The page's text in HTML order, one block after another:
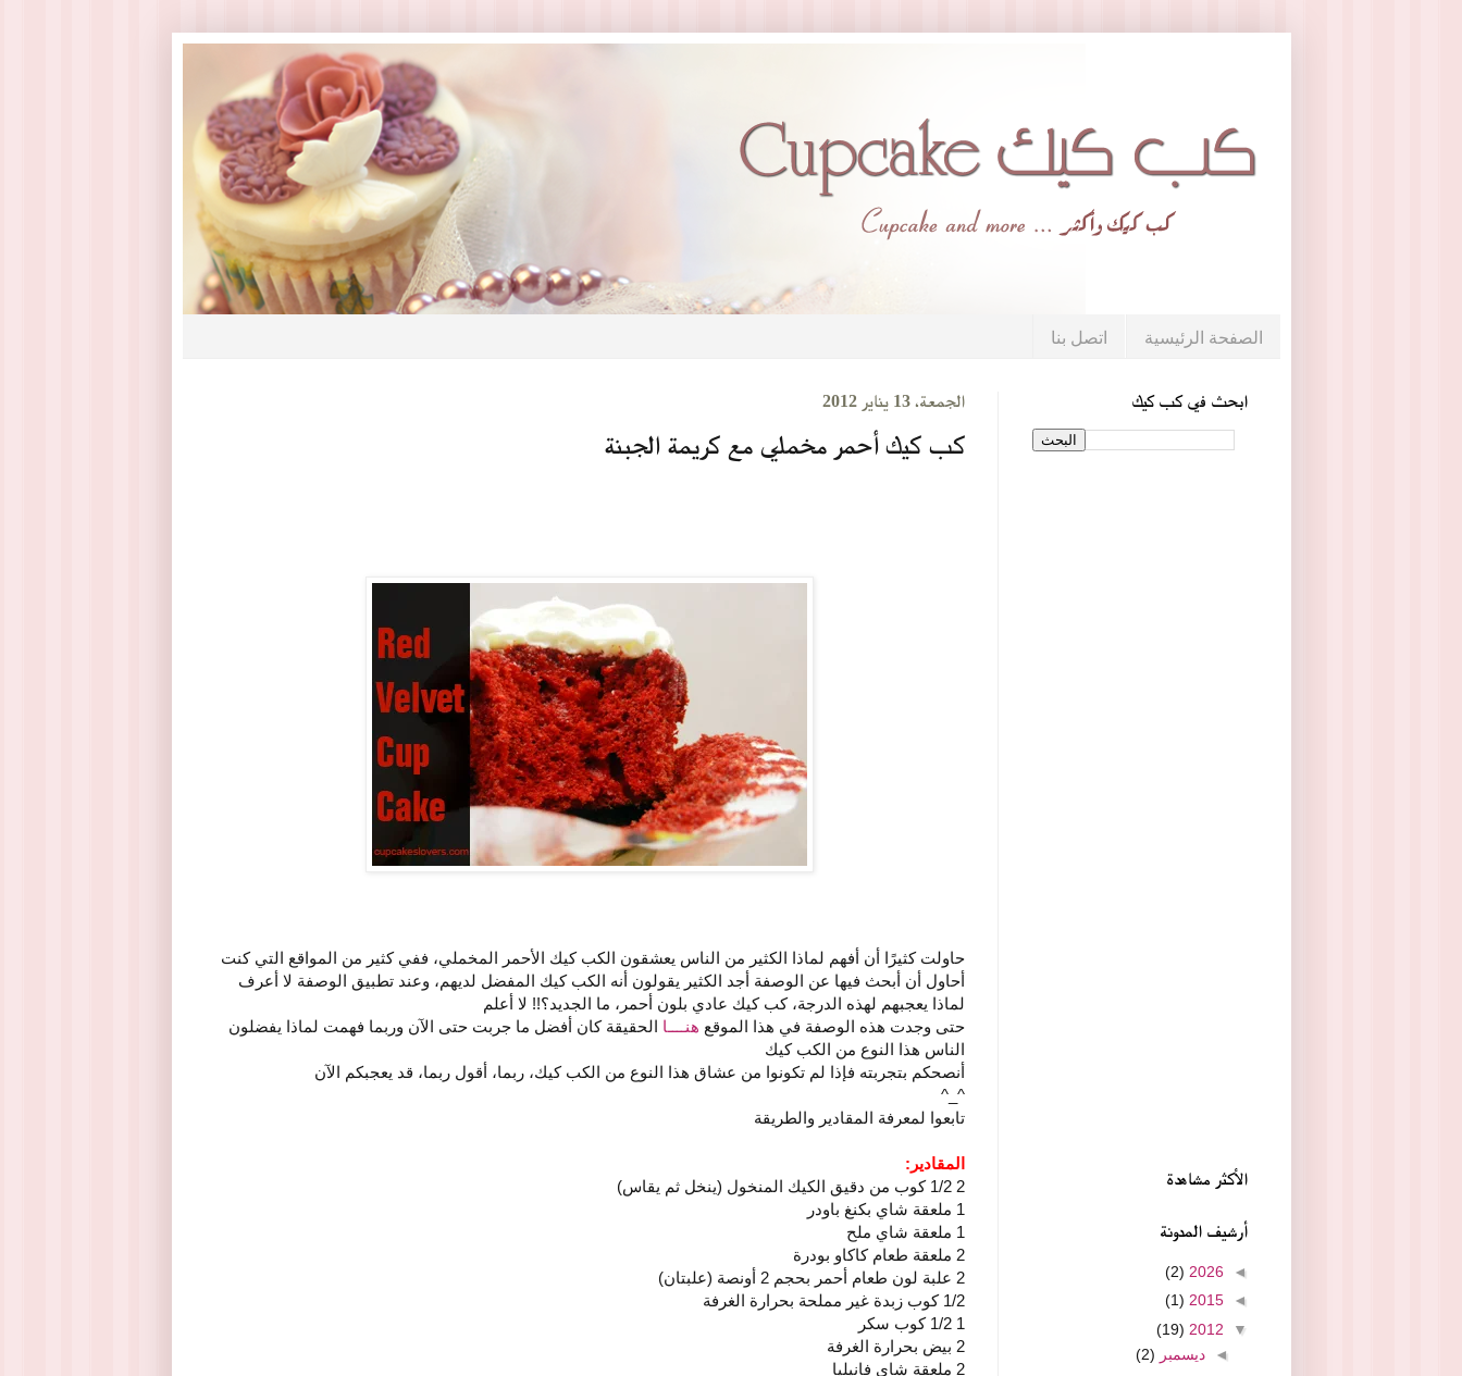
الصفحة الرئيسية اتصل بنا
الجمعة، 13 يناير 2012
كب كيك أحمر مخملي مع كريمة الجبنة
حاولت كثيرًا أن أفهم لماذا الكثير من الناس يعشقون الكب كيك الأحمر المخملي، ففي كثير من المواقع التي كنت
أحاول أن أبحث فيها عن الوصفة أجد الكثير يقولون أنه الكب كيك المفضل لديهم، وعند تطبيق الوصفة لا أعرف
لماذا يعجبهم لهذه الدرجة، كب كيك عادي بلون أحمر، ما الجديد؟!! لا أعلم
حتى وجدت هذه الوصفة في هذا الموقع هنــــا الحقيقة كان أفضل ما جربت حتى الآن وربما فهمت لماذا يفضلون
الناس هذا النوع من الكب كيك
أنصحكم بتجربته فإذا لم تكونوا من عشاق هذا النوع من الكب كيك، ربما، أقول ربما، قد يعجبكم الآن
^_^
تابعوا لمعرفة المقادير والطريقة
المقادير:
2 1/2 كوب من دقيق الكيك المنخول (ينخل ثم يقاس)
1 ملعقة شاي بكنغ باودر
1 ملعقة شاي ملح
2 ملعقة طعام كاكاو بودرة
2 علبة لون طعام أحمر بحجم 2 أونصة (علبتان)
1/2 كوب زبدة غير مملحة بحرارة الغرفة
1 1/2 كوب سكر
2 بيض بحرارة الغرفة
2 ملعقة شاي فانيليا
ابحث في كب كيك
الأكثر مشاهدة
أرشيف المدونة
◄
2026
(2)
◄
2015
(1)
▼
2012
(19)
◄ديسمبر (2)